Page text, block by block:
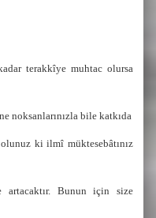
terakkîye muhtac olursa
noksanlarınızla bile katkıda
ki ilmî müktesebâtınız
artacaktır. Bunun için size